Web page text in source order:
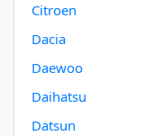
Citroen
Dacia
Daewoo
Daihatsu
Datsun